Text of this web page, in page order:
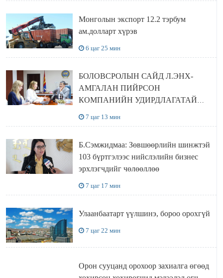
Монголын экспорт 12.2 тэрбум
ам.долларт хүрэв
6 цаг 25 мин
БОЛОВСРОЛЫН САЙД Л.ЭНХ-
АМГАЛАН ПИЙРСОН
КОМПАНИЙН УДИРДЛАГАТАЙ
7 цаг 13 мин
Б.Сэмжидмаа: Зөвшөөрлийн шинжтэй
103 бүртгэлээс нийслэлийн бизнес
эрхлэгчдийг чөлөөллөө
7 цаг 17 мин
Улаанбаатарт үүлшинэ, бороо орохгүй
7 цаг 22 мин
Орон сууцанд орохоор захиалга өгөөд